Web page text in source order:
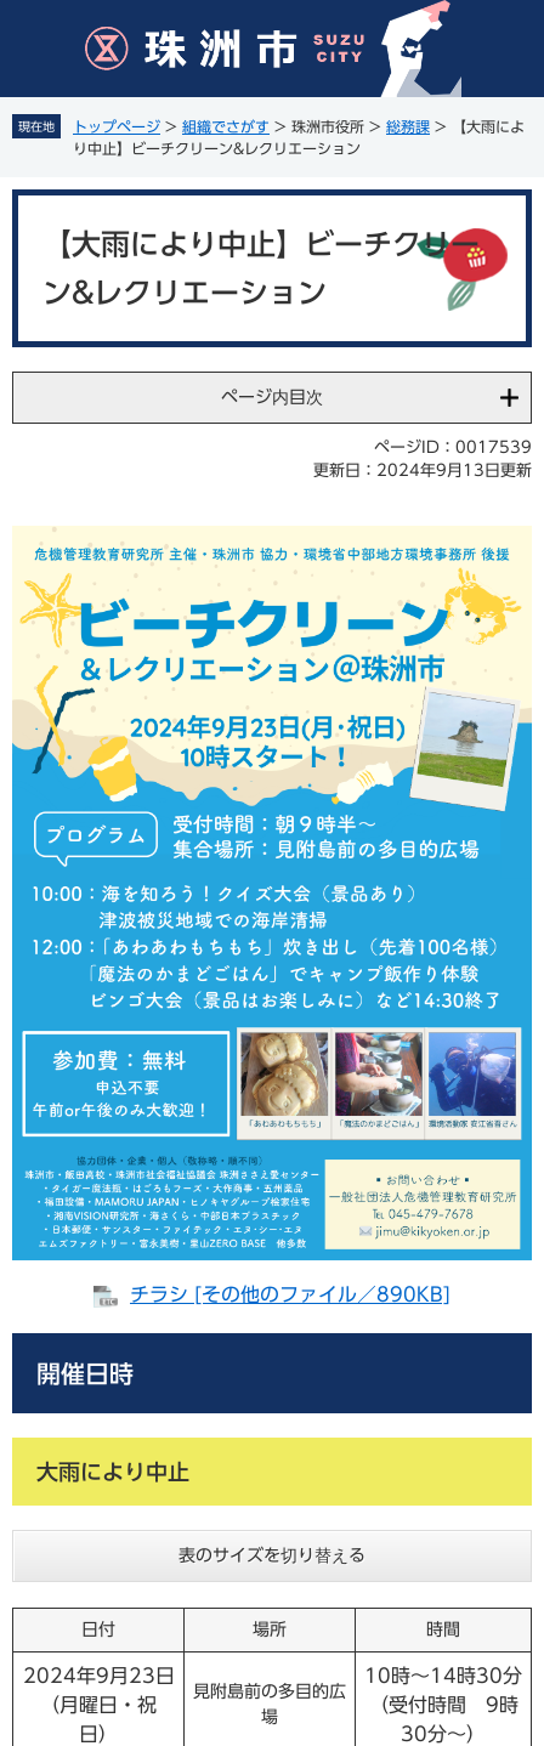
先
頭
す
を
飛
し
現在地 トップページ > 組織でさがす > 珠洲市役所 > 総務課 >
【大雨によ
り中止】ビーチクリーン&レクリエーション
【大雨により中止】ビーチクリー
ン&レクリエーション
ページ内目次
ページID：0017539
更新日：2024年9月13日更新
チラシ [その他のファイル／890KB]
開催日時
大雨により中止
表のサイズを切り替える
日付 場所 時間
2024年9月23日
（月曜日・祝
日）
見附島前の多目的広
場
10時～14時30分
（受付時間 9時
30分～）